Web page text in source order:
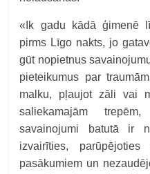
«Ik gadu kādā ģimenē
pirms Līgo nakts, jo
gūt nopietnus
pieteikumus par
malku, pļaujot zāli vai
saliekamajām
savainojumi batutā ir
izvairīties,
pasākumiem un